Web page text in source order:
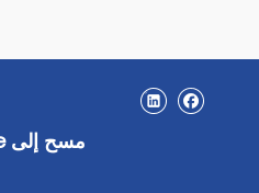
مسح إلى mobliephone الخاص بك